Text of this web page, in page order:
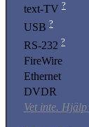
text-TV ?
USB ?
RS-232 ?
FireWire
Ethernet
DVDR
Vet inte.